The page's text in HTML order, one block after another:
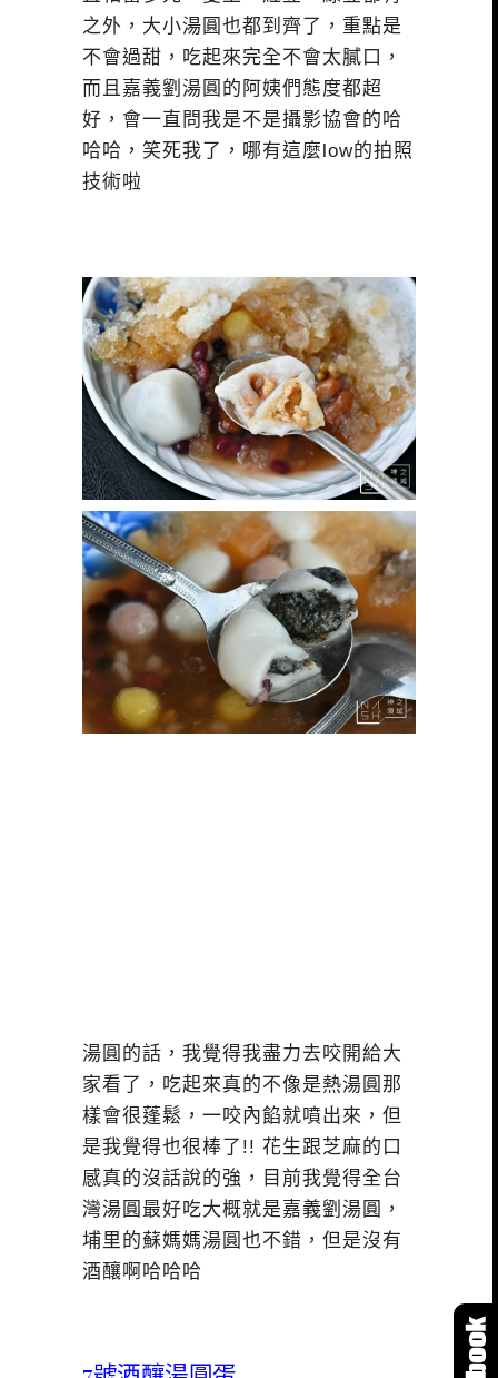
之外，大小湯圓也都到齊了，重點是
不會過甜，吃起來完全不會太膩口，
而且嘉義劉湯圓的阿姨們態度都超
好，會一直問我是不是攝影協會的哈
哈哈，笑死我了，哪有這麼low的拍照
技術啦
湯圓的話，我覺得我盡力去咬開給大
家看了，吃起來真的不像是熱湯圓那
樣會很蓬鬆，一咬內餡就噴出來，但
是我覺得也很棒了!! 花生跟芝麻的口
感真的沒話說的強，目前我覺得全台
灣湯圓最好吃大概就是嘉義劉湯圓，
埔里的蘇媽媽湯圓也不錯，但是沒有
酒釀啊哈哈哈